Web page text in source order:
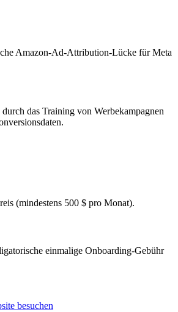
Amazon-Ad-Attribution-Lücke für Meta
das Training von Werbekampagnen
(mindestens 500 $ pro Monat).
einmalige Onboarding-Gebühr
besuchen